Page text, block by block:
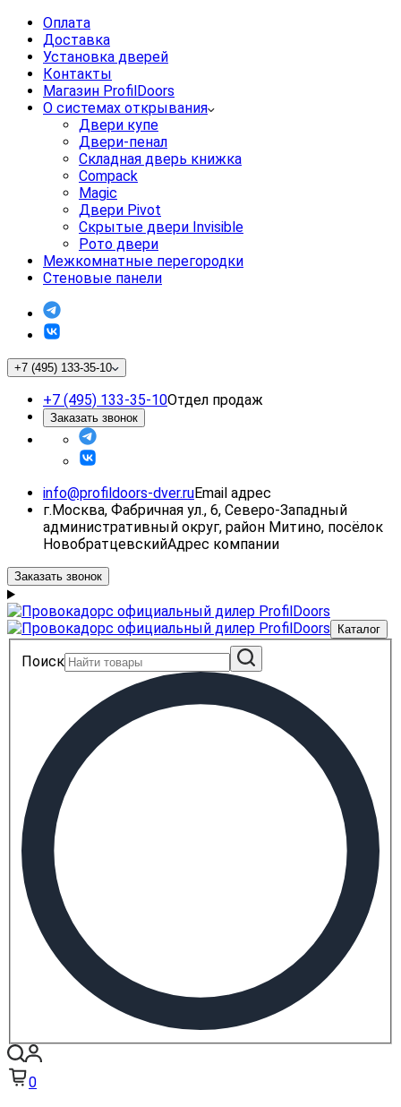
Оплата
Доставка
Установка дверей
Контакты
Магазин ProfilDoors
О системах открывания
Двери купе
Двери-пенал
Складная дверь книжка
Compack
Magic
Двери Pivot
Скрытые двери Invisible
Рото двери
Межкомнатные перегородки
Стеновые панели
+7 (495) 133-35-10
+7 (495) 133-35-10Отдел продаж
Заказать звонок
info@profildoors-dver.ruEmail адрес
г.Москва, Фабричная ул., 6, Северо-Западный
административный округ, район Митино, посёлок
НовобратцевскийАдрес компании
Заказать звонок
Каталог
Поиск
0